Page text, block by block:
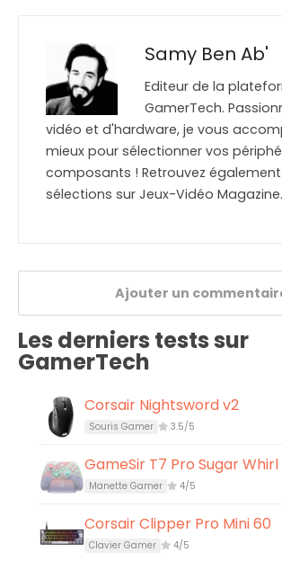
Samy Ben Ab'
Editeur de la
GamerTech.
vidéo et d'hardware, je vous
mieux pour sélectionner vos
composants ! Retrouvez
sélections sur Jeux-Vidéo Magazine.
Ajouter un
Les derniers tests sur
GamerTech
Corsair Nightsword v2
Souris Gamer 3.5/5
GameSir T7 Pro Sugar Whirl
Manette Gamer 4/5
Corsair Clipper Pro Mini 60
Clavier Gamer 4/5